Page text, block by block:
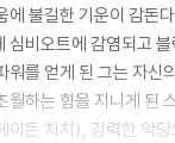
에 불길한 기운이 감돈
심비오트에 감염되고
워를 얻게 된 그는 자신
월하는 힘을 지니게 된
이든 처치), 강력한 악